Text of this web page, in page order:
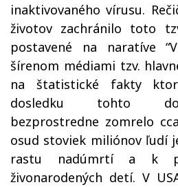
inaktivovaného vírusu.
životov zachránilo toto
postavené na naratíve
šírenom médiami tzv.
na štatistické fakty
dosledku tohto
bezprostredne zomrelo
osud stoviek miliónov ľudí
rastu nadúmrtí a k
živonarodených detí. V